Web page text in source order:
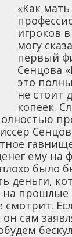
«Как мать
игроков
могу
первый
Сенцова
это
не стоит
копеек.
ему на
было
деньги,
прошлые
он сам